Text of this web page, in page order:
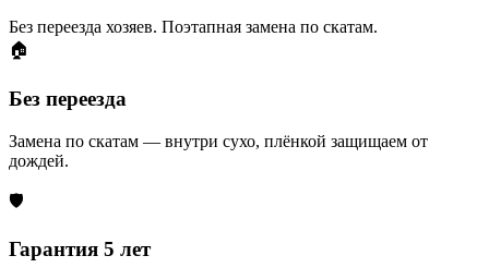
Без переезда хозяев. Поэтапная замена по скатам.
🏠
Без переезда
Замена по скатам — внутри сухо, плёнкой защищаем от
дождей.
🛡️
Гарантия 5 лет